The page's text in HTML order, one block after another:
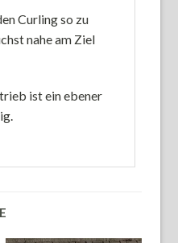
Curling so zu
nahe am Ziel
ist ein ebener